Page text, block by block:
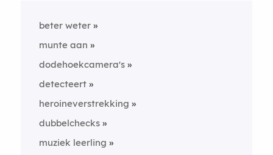
beter weter
munte aan
dodehoekcamera's
detecteert
heroineverstrekking
dubbelchecks
muziek leerling